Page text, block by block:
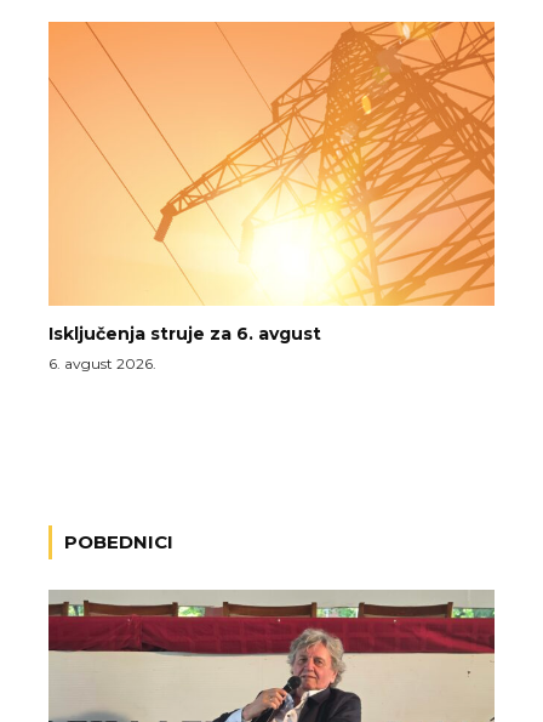
Isključenja struje za 6. avgust
6. avgust 2026.
POBEDNICI